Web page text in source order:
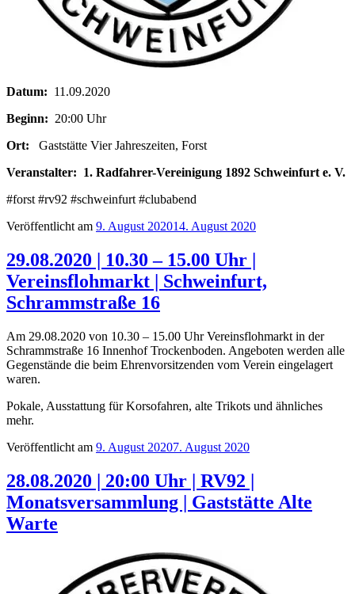
Datum: 11.09.2020
Beginn: 20:00 Uhr
Ort: Gaststätte Vier Jahreszeiten, Forst
Veranstalter: 1. Radfahrer-Vereinigung 1892 Schweinfurt e. V.
#forst #rv92 #schweinfurt #clubabend
Veröffentlicht am 9. August 202014. August 2020
29.08.2020 | 10.30 – 15.00 Uhr |
Vereinsflohmarkt | Schweinfurt,
Schrammstraße 16
Am 29.08.2020 von 10.30 – 15.00 Uhr Vereinsflohmarkt in der
Schrammstraße 16 Innenhof Trockenboden. Angeboten werden alle
Gegenstände die beim Ehrenvorsitzenden vom Verein eingelagert
waren.
Pokale, Ausstattung für Korsofahren, alte Trikots und ähnliches
mehr.
Veröffentlicht am 9. August 20207. August 2020
28.08.2020 | 20:00 Uhr | RV92 |
Monatsversammlung | Gaststätte Alte
Warte